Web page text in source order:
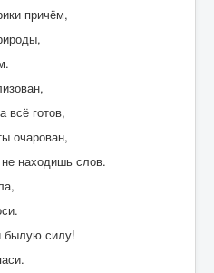
причём,
всё готов,
очарован,
находишь слов.
былую силу!